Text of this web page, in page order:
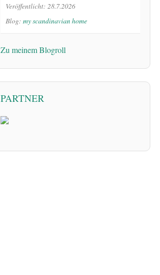
Veröffentlicht: 28.7.2026
Blog: my scandinavian home
Zu meinem Blogroll
PARTNER